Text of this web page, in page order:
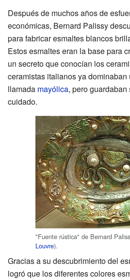
Después de muchos años de
económicas, Bernard Palissy
para fabricar esmaltes blancos
Estos esmaltes eran la base para
un secreto que conocían los
ceramistas italianos ya dominaban
llamada mayólica, pero
cuidado.
"Fuente rústica" de Bernard
Louvre).
Gracias a su descubrimiento del
logró que los diferentes colores